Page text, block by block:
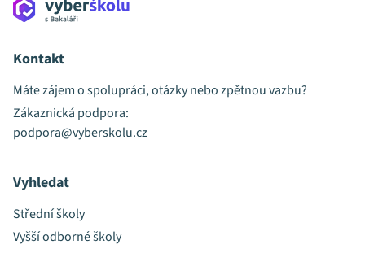
Kontakt
Máte zájem o spolupráci, otázky nebo zpětnou vazbu?
Zákaznická podpora:
podpora@vyberskolu.cz
Vyhledat
Střední školy
Vyšší odborné školy